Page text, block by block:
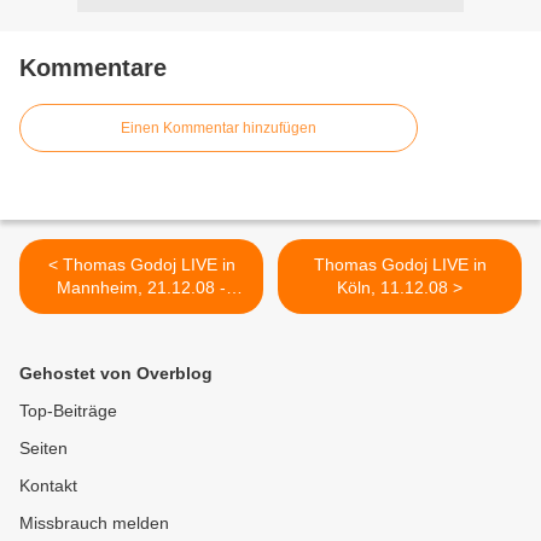
Kommentare
Einen Kommentar hinzufügen
< Thomas Godoj LIVE in
Mannheim, 21.12.08 -
Videolinks
Thomas Godoj LIVE in
Köln, 11.12.08 >
Gehostet von Overblog
Top-Beiträge
Seiten
Kontakt
Missbrauch melden